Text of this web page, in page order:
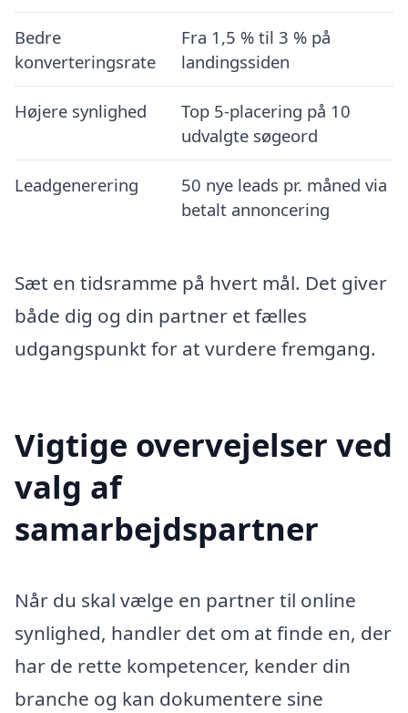
Bedre
konverteringsrate
Fra 1,5 % til 3 % på
landingssiden
Højere synlighed
Top 5-placering på 10
udvalgte søgeord
Leadgenerering
50 nye leads pr. måned via
betalt annoncering
Sæt en tidsramme på hvert mål. Det giver
både dig og din partner et fælles
udgangspunkt for at vurdere fremgang.
Vigtige overvejelser ved
valg af
samarbejdspartner
Når du skal vælge en partner til online
synlighed, handler det om at finde en, der
har de rette kompetencer, kender din
branche og kan dokumentere sine